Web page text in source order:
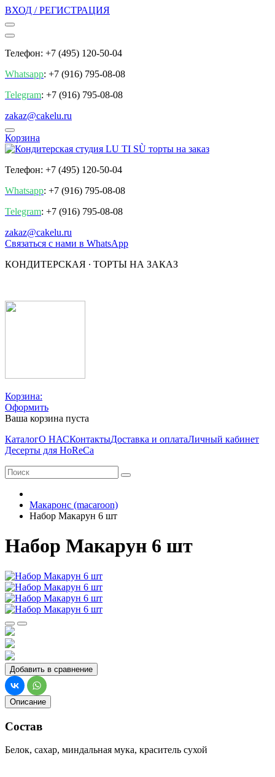
ВХОД / РЕГИСТРАЦИЯ
Телефон: +7 (495) 120-50-04
Whatsapp: +7 (916) 795-08-08
Telegram: +7 (916) 795-08-08
zakaz@cakelu.ru
Корзина
Телефон: +7 (495) 120-50-04
Whatsapp: +7 (916) 795-08-08
Telegram: +7 (916) 795-08-08
zakaz@cakelu.ru
Cвязаться с нами в WhatsApp
КОНДИТЕРСКАЯ ∙ ТОРТЫ НА ЗАКАЗ
Корзина:
Оформить
Ваша корзина пуста
КаталогО НАСКонтактыДоставка и оплатаЛичный кабинет
Десерты для HoReCa
Макаронс (macaroon)
Набор Макарун 6 шт
Набор Макарун 6 шт
Добавить в сравнение
Описание
Состав
Белок, сахар, миндальная мука, краситель сухой